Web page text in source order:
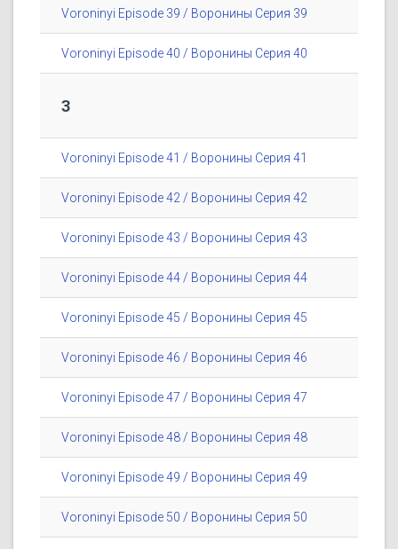
Voroninyi Episode 39 / Воронины Серия 39
Voroninyi Episode 40 / Воронины Серия 40
3
Voroninyi Episode 41 / Воронины Серия 41
Voroninyi Episode 42 / Воронины Серия 42
Voroninyi Episode 43 / Воронины Серия 43
Voroninyi Episode 44 / Воронины Серия 44
Voroninyi Episode 45 / Воронины Серия 45
Voroninyi Episode 46 / Воронины Серия 46
Voroninyi Episode 47 / Воронины Серия 47
Voroninyi Episode 48 / Воронины Серия 48
Voroninyi Episode 49 / Воронины Серия 49
Voroninyi Episode 50 / Воронины Серия 50